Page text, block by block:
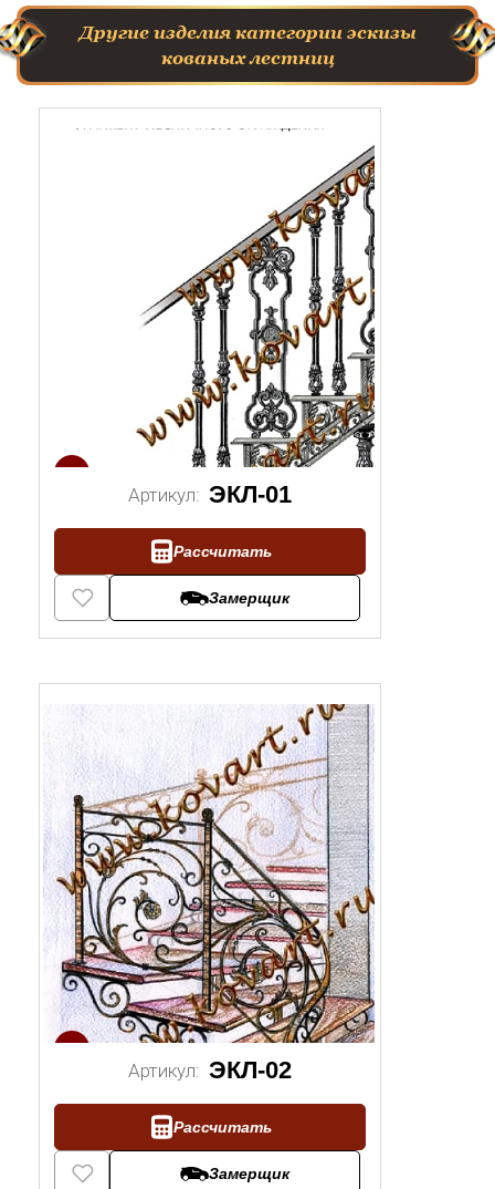
Другие изделия категории эскизы
кованых лестниц
Артикул: ЭКЛ-01
Рассчитать
Замерщик
Артикул: ЭКЛ-02
Рассчитать
Замерщик